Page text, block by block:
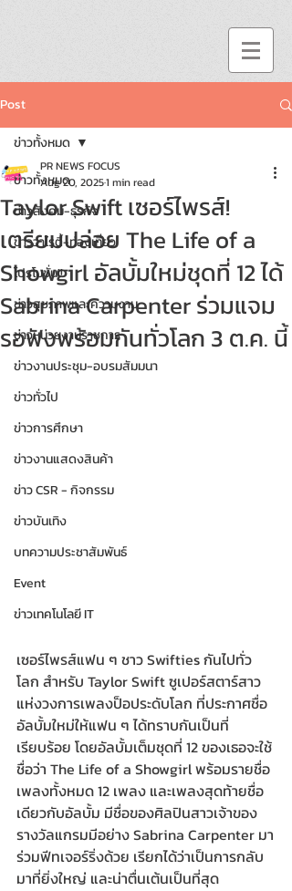
Post
ข่าวทั้งหมด
ข่าวสังคม-ธุรกิจ
ข่าววาไรตี้-ท่องเที่ยว
โปรโมชั่น!!
ข่าวสุขภาพและความงาม
ข่าวหน่วยงานราชการ
ข่าวงานประชุม-อบรมสัมมนา
ข่าวทั่วไป
ข่าวการศึกษา
ข่าวงานแสดงสินค้า
ข่าว CSR - กิจกรรม
ข่าวบันเทิง
บทความประชาสัมพันธ์
Event
ข่าวเทคโนโลยี IT
ข่าวทั้งหมด
Taylor Swift เซอร์ไพรส์!
เตรียมปล่อย The Life of a
Showgirl อัลบั้มใหม่ชุดที่ 12 ได้
Sabrina Carpenter ร่วมแจม
รอฟังพร้อมกันทั่วโลก 3 ต.ค. นี้
PR NEWS FOCUS
Aug 20, 20251 min read
เซอร์ไพรส์แฟน ๆ ชาว Swifties กันไปทั่ว
โลก สำหรับ Taylor Swift ซูเปอร์สตาร์สาว
แห่งวงการเพลงป็อประดับโลก ที่ประกาศชื่อ
อัลบั้มใหม่ให้แฟน ๆ ได้ทราบกันเป็นที่
เรียบร้อย โดยอัลบั้มเต็มชุดที่ 12 ของเธอจะใช้
ชื่อว่า The Life of a Showgirl พร้อมรายชื่อ
เพลงทั้งหมด 12 เพลง และเพลงสุดท้ายชื่อ
เดียวกับอัลบั้ม มีชื่อของศิลปินสาวเจ้าของ
รางวัลแกรมมีอย่าง Sabrina Carpenter มา
ร่วมฟีทเจอร์ริ่งด้วย เรียกได้ว่าเป็นการกลับ
มาที่ยิ่งใหญ่ และน่าตื่นเต้นเป็นที่สุด